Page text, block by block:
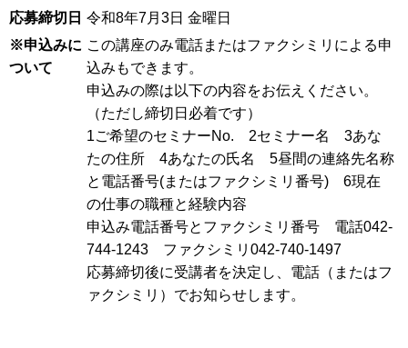
応募締切日 令和8年7月3日 金曜日
※申込みに
ついて
この講座のみ電話またはファクシミリによる申
込みもできます。
申込みの際は以下の内容をお伝えください。
（ただし締切日必着です）
1ご希望のセミナーNo. 2セミナー名 3あな
たの住所 4あなたの氏名 5昼間の連絡先名称
と電話番号(またはファクシミリ番号) 6現在
の仕事の職種と経験内容
申込み電話番号とファクシミリ番号 電話042-
744-1243 ファクシミリ042-740-1497
応募締切後に受講者を決定し、電話（またはフ
ァクシミリ）でお知らせします。